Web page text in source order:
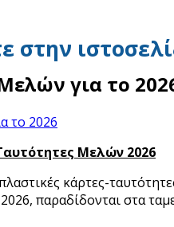
στην
για το
Μελών 2026
κάρτες-
παραδίδονται στα